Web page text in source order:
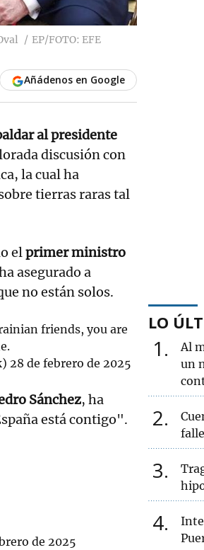
EP/FOTO: EFE
Añádenos en Google
al presidente
discusión con
la cual ha
tierras raras tal
elprimer ministro
asegurado a
no están solos.
friends, you are
28 de febrero de 2025
Sánchez, ha
está contigo".
de 2025
LO
1
Al
un
2
3
4